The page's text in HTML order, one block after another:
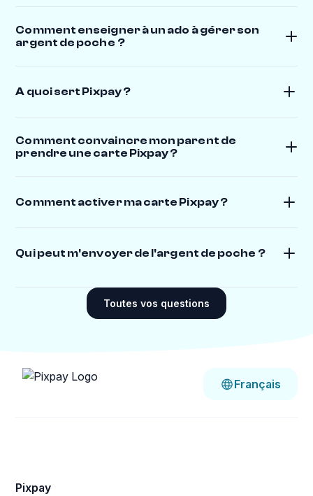
Comment enseigner à un ado à gérer son
argent de poche ?
A quoi sert Pixpay ?
Comment convaincre mon parent de
prendre une carte Pixpay ?
Comment activer ma carte Pixpay ?
Qui peut m'envoyer de l'argent de poche ?
Tes parents peuvent t'envoyer de l'argent
directement depuis leur appli, en un clic ou de
faire un petit cadeau ou participer à un de tes
Toutes vos questions
Français
Pixpay